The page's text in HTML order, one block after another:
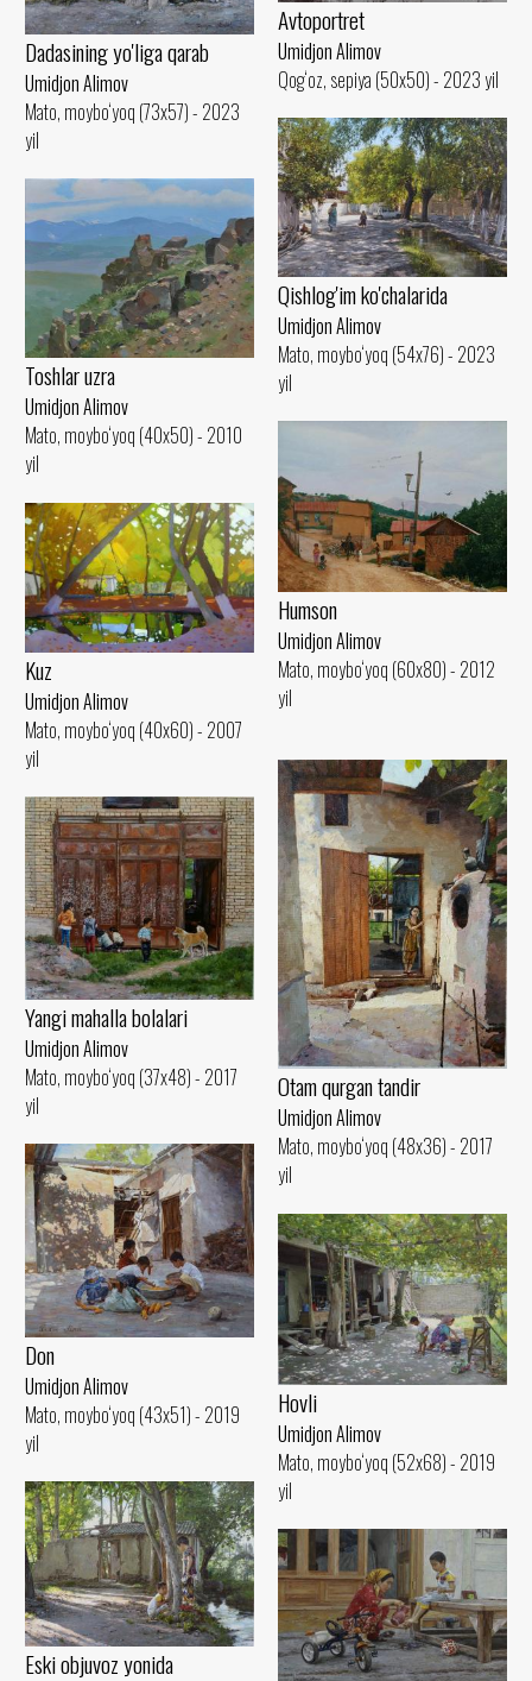
Dadasining yo'liga qarab
Umidjon Alimov
Mato, moybo‘yoq (73x57) - 2023
yil
Avtoportret
Umidjon Alimov
Qog‘oz, sepiya (50x50) - 2023 yil
Qishlog'im ko'chalarida
Umidjon Alimov
Mato, moybo‘yoq (54x76) - 2023
yil
Toshlar uzra
Umidjon Alimov
Mato, moybo‘yoq (40x50) - 2010
yil
Humson
Umidjon Alimov
Mato, moybo‘yoq (60x80) - 2012
yil
Kuz
Umidjon Alimov
Mato, moybo‘yoq (40x60) - 2007
yil
Otam qurgan tandir
Umidjon Alimov
Mato, moybo‘yoq (48x36) - 2017
yil
Yangi mahalla bolalari
Umidjon Alimov
Mato, moybo‘yoq (37x48) - 2017
yil
Don
Umidjon Alimov
Mato, moybo‘yoq (43x51) - 2019
yil
Hovli
Umidjon Alimov
Mato, moybo‘yoq (52x68) - 2019
yil
Eski objuvoz yonida